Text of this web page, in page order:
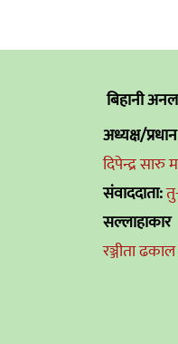
बिहानी
अध्यक्ष/
दिपेन्द्र सारु
संवाददाता:
सल्लाहाकार
रञ्जीता